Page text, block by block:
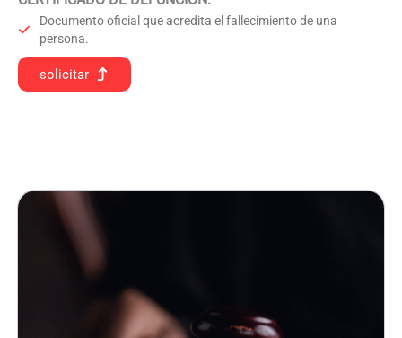
Documento oficial que acredita el fallecimiento de una
persona.
solicitar